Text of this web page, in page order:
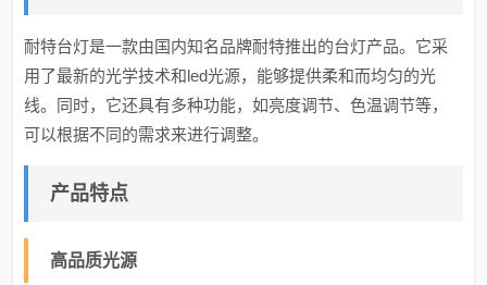
耐特台灯是一款由国内知名品牌耐特推出的台灯产品。它采
用了最新的光学技术和led光源，能够提供柔和而均匀的光
线。同时，它还具有多种功能，如亮度调节、色温调节等，
可以根据不同的需求来进行调整。
产品特点
高品质光源